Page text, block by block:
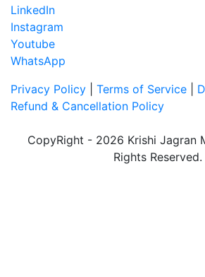
LinkedIn
Instagram
Youtube
WhatsApp
Privacy Policy
Terms of Service
Refund & Cancellation Policy
CopyRight - 2026 Krishi Jagran
Rights Reserved.